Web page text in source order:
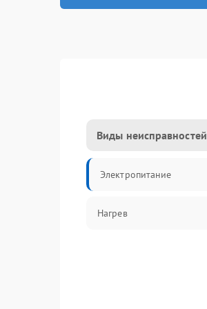
Виды неисправностей
Электропитание
Нагрев